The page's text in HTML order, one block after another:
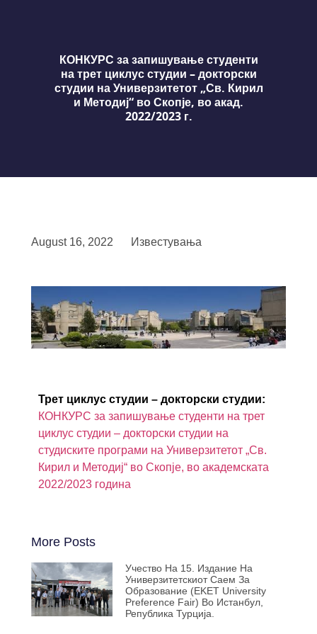
КОНКУРС за запишување студенти
на трет циклус студии – докторски
студии на Универзитетот „Св. Кирил
и Методиј“ во Скопје, во акад.
2022/2023 г.
August 16, 2022 Известувања
Трет циклус студии – докторски студии:
КОНКУРС за запишување студенти на трет
циклус студии – докторски студии на
студиските програми на Универзитетот „Св.
Кирил и Методиј“ во Скопје, во академската
2022/2023 година
More Posts
Учество На 15. Издание На
Универзитетскиот Саем За
Образование (EKET University
Preference Fair) Во Истанбул,
Република Турција.